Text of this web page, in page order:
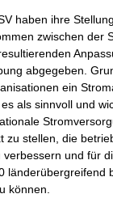
haben ihre
zwischen der
abgegeben.
ein
als sinnvoll und
zu stellen, die
verbessern und für
länderübergreifend
können.